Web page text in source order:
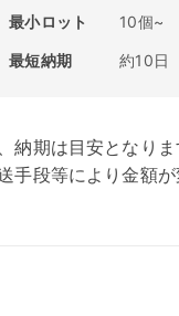
最小ロット 10個~
最短納期 約10日
納期は目安となりま
手段等により金額